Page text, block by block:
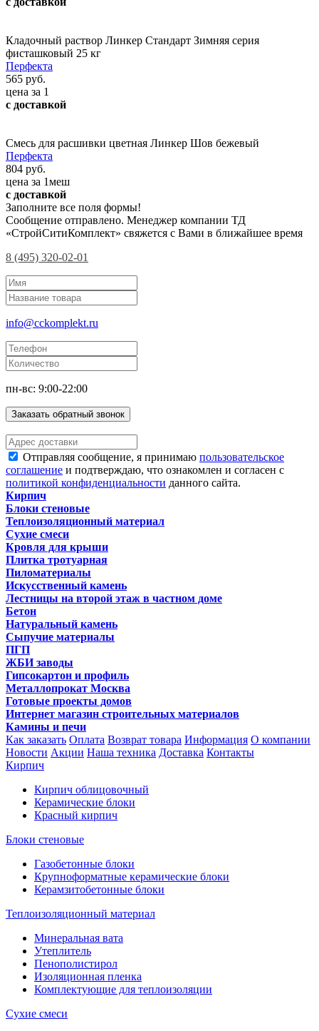
Кладочный раствор Линкер Стандарт Зимняя серия
фисташковый 25 кг
Перфекта
565 руб.
цена за 1
с доставкой
Смесь для расшивки цветная Линкер Шов бежевый
Перфекта
804 руб.
цена за 1меш
с доставкой
Заполните все поля формы!
Сообщение отправлено. Менеджер компании ТД
«СтройСитиКомплект» свяжется с Вами в ближайшее время
8 (495) 320-02-01
info@cckomplekt.ru
пн-вс: 9:00-22:00
Заказать обратный звонок
Отправляя сообщение, я принимаю пользовательское
соглашение и подтверждаю, что ознакомлен и согласен с
политикой конфиденциальности данного сайта.
Кирпич
Блоки стеновые
Теплоизоляционный материал
Сухие смеси
Кровля для крыши
Плитка тротуарная
Пиломатериалы
Искусственный камень
Лестницы на второй этаж в частном доме
Бетон
Натуральный камень
Сыпучие материалы
ПГП
ЖБИ заводы
Гипсокартон и профиль
Металлопрокат Москва
Готовые проекты домов
Интернет магазин строительных материалов
Камины и печи
Как заказать Оплата Возврат товара Информация О компании
Новости Акции Наша техника Доставка Контакты
Кирпич
Кирпич облицовочный
Керамические блоки
Красный кирпич
Блоки стеновые
Газобетонные блоки
Крупноформатные керамические блоки
Керамзитобетонные блоки
Теплоизоляционный материал
Минеральная вата
Утеплитель
Пенополистирол
Изоляционная пленка
Комплектующие для теплоизоляции
Сухие смеси